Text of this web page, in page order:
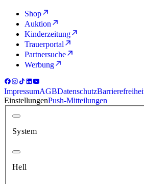
Shop
Auktion
Kinderzeitung
Trauerportal
Partnersuche
Werbung
ImpressumAGBDatenschutz
EinstellungenPush-Mitteilungen
System
Hell